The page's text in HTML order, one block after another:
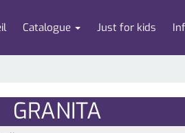
Catalogue Just for kids
GRANITA